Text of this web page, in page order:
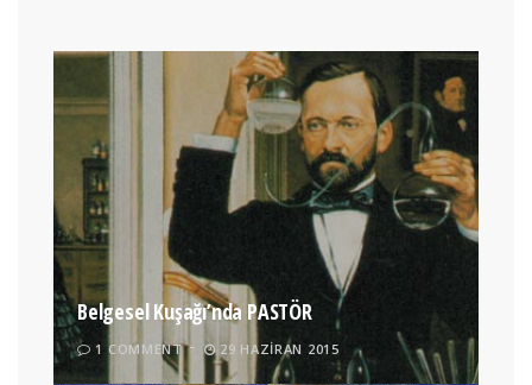
Belgesel Kuşağı’nda PASTÖR
1 COMMENT 29 HAZIRAN 2015